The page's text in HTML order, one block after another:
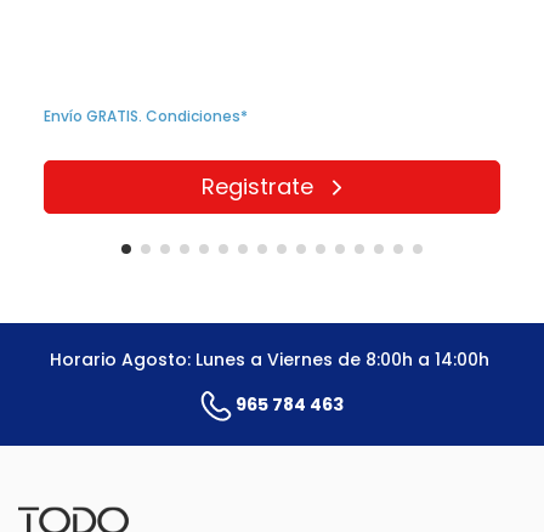
Envío GRATIS. Condiciones*
Registrate
Horario Agosto: Lunes a Viernes de 8:00h a 14:00h
965 784 463